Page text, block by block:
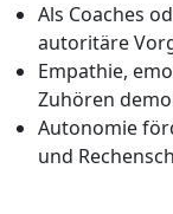
Als Coaches
autoritäre
Empathie,
Zuhören
Autonomie
und